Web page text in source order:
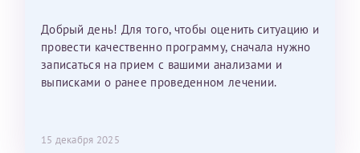
Добрый день! Для того, чтобы оценить ситуацию и
провести качественно программу, сначала нужно
записаться на прием с вашими анализами и
выписками о ранее проведенном лечении.
15 декабря 2025